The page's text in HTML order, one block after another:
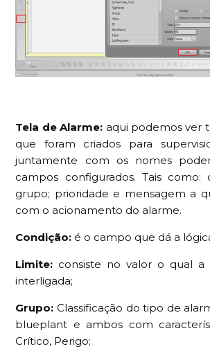
Tela de Alarme: aqui podemos ver
que foram criados para
juntamente com os nomes
campos configurados. Tais como:
grupo; prioridade e mensagem a
com o acionamento do alarme.
Condição: é o campo que dá a
Limite: consiste no valor o qual a
interligada;
Grupo: Classificação do tipo de
blueplant e ambos com
Crítico, Perigo;